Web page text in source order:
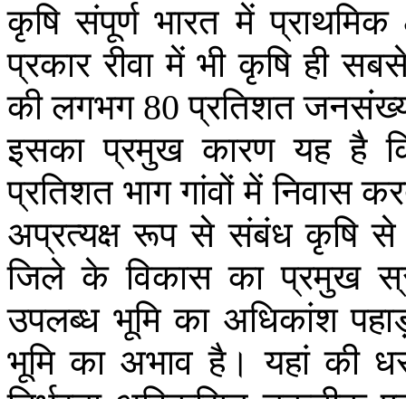
कृषि संपूर्ण भारत में प्राथमिक
प्रकार रीवा में भी कृषि ही
की लगभग80प्रतिशत
इसका प्रमुख कारण यह है
प्रतिशत भाग गांवों में निवास
अप्रत्यक्ष रूप से संबंध कृषि से
जिले के विकास का प्रमुख
उपलब्ध भूमि का अधिकांश
भूमि का अभाव है। यहां की